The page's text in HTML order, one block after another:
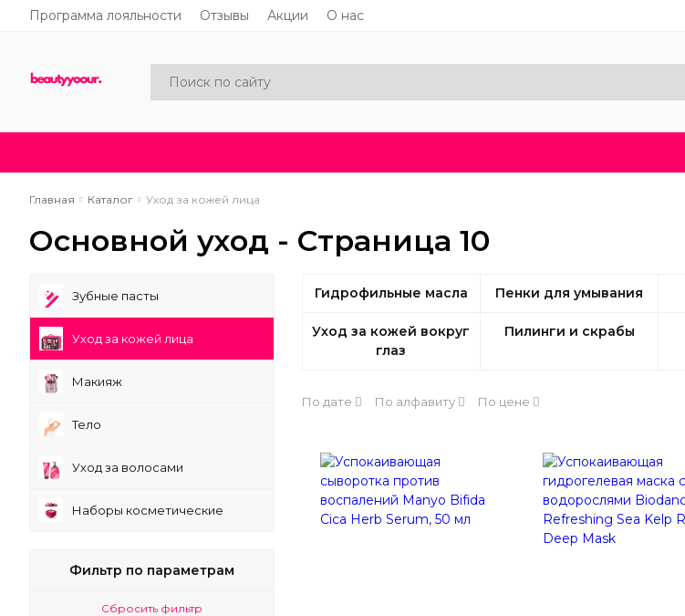
Программа лояльности Отзывы Акции О нас
Главная Каталог Уход за кожей лица
Основной уход - Страница 10
Зубные пасты
Уход за кожей лица
Макияж
Тело
Уход за волосами
Наборы косметические
Фильтр по параметрам
Сбросить фильтр
Гидрофильные масла Пенки для умывания
Уход за кожей вокруг
глаз
Пилинги и скрабы
По дате По алфавиту По цене